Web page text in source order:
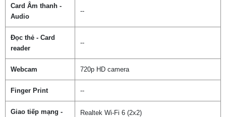
Card Âm thanh -
Audio
--
Đọc thẻ - Card
reader
--
Webcam 720p HD camera
Finger Print --
Giao tiếp mạng -
Realtek Wi-Fi 6 (2x2)